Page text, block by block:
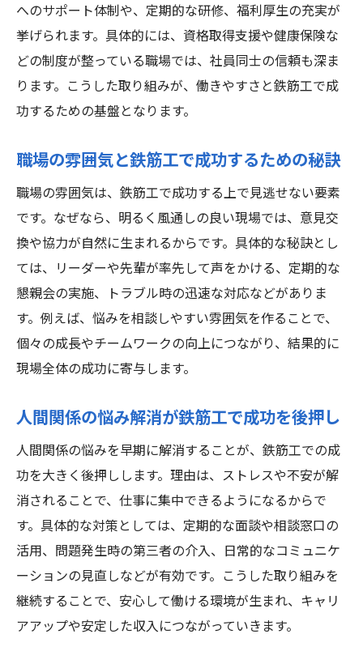
へのサポート体制や、定期的な研修、福利厚生の充実が
挙げられます。具体的には、資格取得支援や健康保険な
どの制度が整っている職場では、社員同士の信頼も深ま
ります。こうした取り組みが、働きやすさと鉄筋工で成
功するための基盤となります。
職場の雰囲気と鉄筋工で成功するための秘訣
職場の雰囲気は、鉄筋工で成功する上で見逃せない要素
です。なぜなら、明るく風通しの良い現場では、意見交
換や協力が自然に生まれるからです。具体的な秘訣とし
ては、リーダーや先輩が率先して声をかける、定期的な
懇親会の実施、トラブル時の迅速な対応などがありま
す。例えば、悩みを相談しやすい雰囲気を作ることで、
個々の成長やチームワークの向上につながり、結果的に
現場全体の成功に寄与します。
人間関係の悩み解消が鉄筋工で成功を後押し
人間関係の悩みを早期に解消することが、鉄筋工での成
功を大きく後押しします。理由は、ストレスや不安が解
消されることで、仕事に集中できるようになるからで
す。具体的な対策としては、定期的な面談や相談窓口の
活用、問題発生時の第三者の介入、日常的なコミュニケ
ーションの見直しなどが有効です。こうした取り組みを
継続することで、安心して働ける環境が生まれ、キャリ
アアップや安定した収入につながっていきます。